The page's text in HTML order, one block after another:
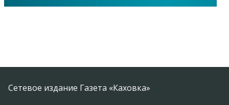
Сетевое издание Газета «Каховка»